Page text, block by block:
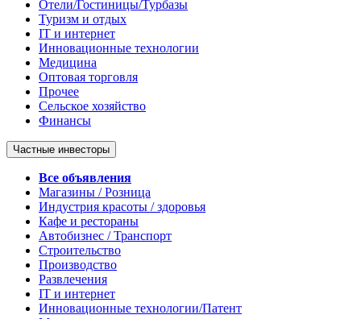
Отели/Гостиницы/Турбазы
Туризм и отдых
IT и интернет
Инновационные технологии
Медицина
Оптовая торговля
Прочее
Сельское хозяйство
Финансы
Частные инвесторы
Все объявления
Магазины / Розница
Индустрия красоты / здоровья
Кафе и рестораны
Автобизнес / Транспорт
Строительство
Производство
Развлечения
IT и интернет
Инновационные технологии/Патент